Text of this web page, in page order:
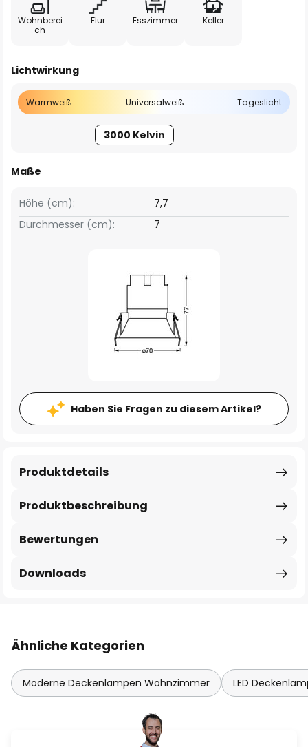
Wohnberei
ch
Flur Esszimmer Keller
Lichtwirkung
Warmweiß Universalweiß Tageslicht
3000 Kelvin
Maße
Höhe (cm):
7,7
Durchmesser (cm):
7
Haben Sie Fragen zu diesem Artikel?
Produktbeschreibung
Produktdetails
Bewertungen
Downloads
Ähnliche Kategorien
Moderne Deckenlampen Wohnzimmer LED